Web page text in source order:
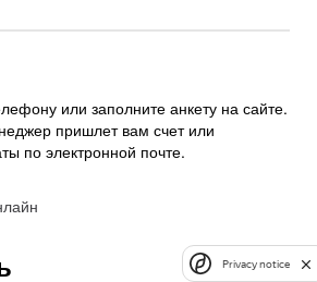
или заполните анкету на сайте.
пришлет вам счет или
по электронной почте.
Privacy notice